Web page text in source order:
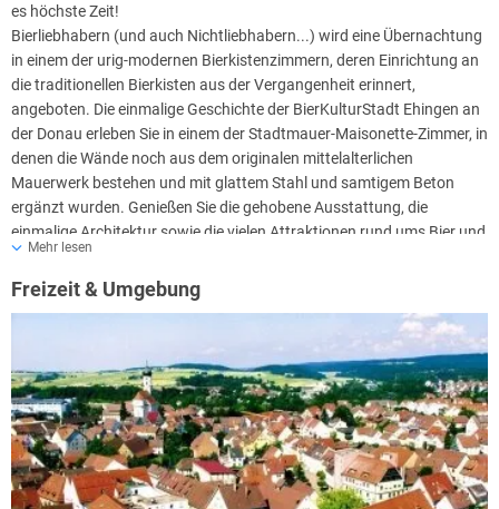
Bierkulturstadt Ehingen direkt vor dem Eingang des BierKulturHotels
in dessen anheimelndem Innenhof. Im schönen Ambiente der
Brauerei Schwanen, lädt er zu erholsamen Stunden des Entspannens
und Sinnierens ein. Genießen Sie dazu eine herzhafte Brotzeit und die
süffigen Schwanen-Spezialitätenbiere.
Sonntags ist der Brauereigasthof zum Mittag- und Abendessen
geschlossen!
Brauereiführungen finden Montag – Donnerstag um 18:30 Uhr und
Freitag um 17:30 Uhr statt.
es höchste Zeit!
Bierliebhabern (und auch Nichtliebhabern...) wird eine Übernachtung
in einem der urig-modernen Bierkistenzimmern, deren Einrichtung an
die traditionellen Bierkisten aus der Vergangenheit erinnert,
angeboten. Die einmalige Geschichte der BierKulturStadt Ehingen an
der Donau erleben Sie in einem der Stadtmauer-Maisonette-Zimmer, in
denen die Wände noch aus dem originalen mittelalterlichen
Mauerwerk bestehen und mit glattem Stahl und samtigem Beton
ergänzt wurden. Genießen Sie die gehobene Ausstattung, die
einmalige Architektur sowie die vielen Attraktionen rund ums Bier und
machen Sie Ihren Besuch auf der Schwäbischen Alb unvergesslich.
Das Hotel empfängt seine Gäste in
Mehr lesen
Freizeit & Umgebung